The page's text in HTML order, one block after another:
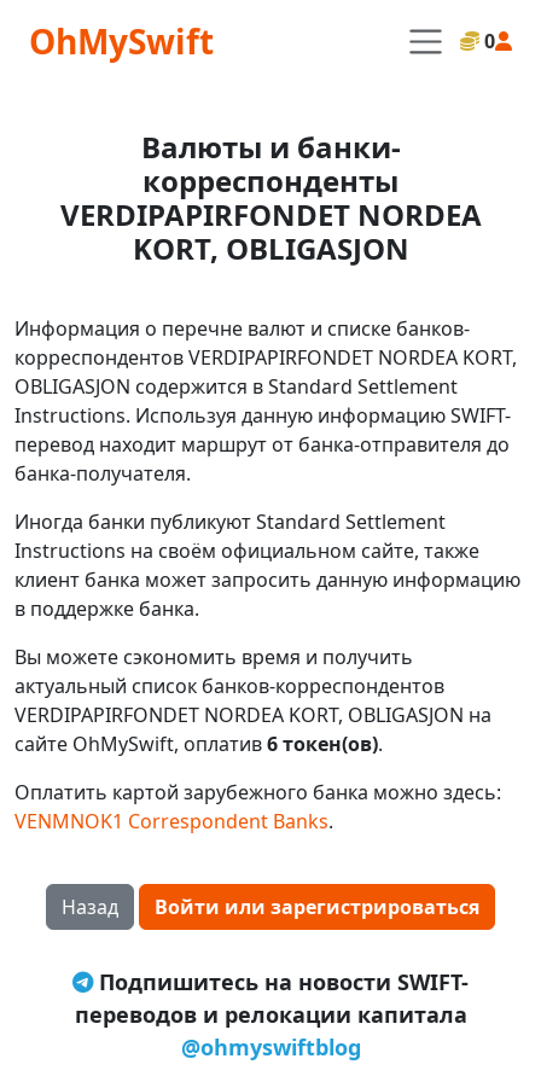
OhMySwift 0
Валюты и банки-
корреспонденты
VERDIPAPIRFONDET NORDEA
KORT, OBLIGASJON
Информация о перечне валют и списке банков-
корреспондентов VERDIPAPIRFONDET NORDEA KORT,
OBLIGASJON содержится в Standard Settlement
Instructions. Используя данную информацию SWIFT-
перевод находит маршрут от банка-отправителя до
банка-получателя.
Иногда банки публикуют Standard Settlement
Instructions на своём официальном сайте, также
клиент банка может запросить данную информацию
в поддержке банка.
Вы можете сэкономить время и получить
актуальный список банков-корреспондентов
VERDIPAPIRFONDET NORDEA KORT, OBLIGASJON на
сайте OhMySwift, оплатив6 токен(ов).
Оплатить картой зарубежного банка можно здесь:
VENMNOK1 Correspondent Banks.
Назад Войти или зарегистрироваться
Подпишитесь на новости SWIFT-
переводов и релокации капитала
@ohmyswiftblog